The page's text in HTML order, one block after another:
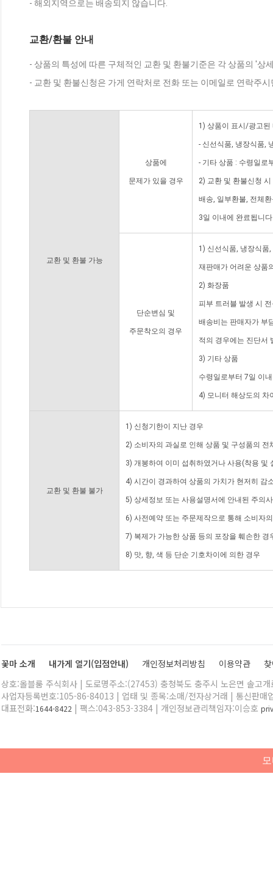
- 해외지역으로는 배송되지 않습니다.
교환/환불 안내
- 상품의 특성에 따른 구체적인 교환 및 환불기준은 각 상품의 '상
- 교환 및 환불신청은 가게 연락처로 전화 또는 이메일로 연락주
교환 및 환불 가능
상품에
문제가 있을 경우
1) 상품이 표시/광고된
- 신선식품, 냉장식품,
- 기타 상품 : 수령일로
2) 교환 및 환불신청
배송, 일부환불, 전체
3일 이내에 완료됩니
단순변심 및
주문착오의 경우
1) 신선식품, 냉장식품
재판매가 어려운 상품
2) 화장품
피부 트러블 발생 시
배송비는 판매자가 부
적의 경우에는 진단서
3) 기타 상품
수령일로부터 7일 이
4) 모니터 해상도의 차
교환 및 환불 불가
1) 신청기한이 지난 경우
2) 소비자의 과실로 인해 상품 및 구성품의
3) 개봉하여 이미 섭취하였거나 사용(착용 및
4) 시간이 경과하여 상품의 가치가 현저히 감
5) 상세정보 또는 사용설명서에 안내된 주의
6) 사전예약 또는 주문제작으로 통해 소비자
7) 복제가 가능한 상품 등의 포장을 훼손한 경
8) 맛, 향, 색 등 단순 기호차이에 의한 경우
꽃마 소개 내가게 열기(입점안내) 개인정보처리방침 이용약관
상호:올블룸 주식회사 | 도로명주소:(27453) 충청북도 충주시 노은면 솔고
사업자등록번호:105-86-84013 | 업태 및 종목:소매/전자상거래 | 통신판매
대표전화:1644-8422 | 팩스:043-853-3384 | 개인정보관리책임자:이승호